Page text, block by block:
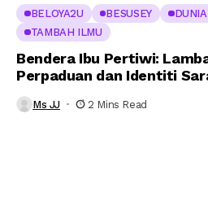
BELOYA2U BESUSEY DUNIA
TAMBAH ILMU
Bendera Ibu Pertiwi:
Perpaduan dan Identiti
Ms JJ 2 Mins Read